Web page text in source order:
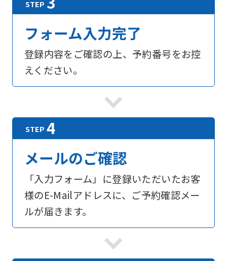
フォーム入力完了
登録内容をご確認の上、予約番号をお控
えください。
メールのご確認
「入力フォーム」に登録いただいたお客
様のE-Mailアドレスに、ご予約確認メー
ルが届きます。